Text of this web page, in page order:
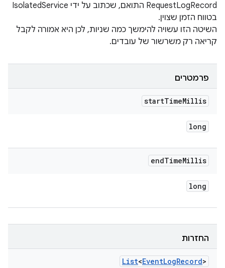
RequestLogRecord התואם, שכתוב על ידי IsolatedService
בטווח הזמן שצוין.
השיטה הזו עשויה להימשך כמה שניות, לכן היא אמורה לקבל
קריאה רק משרשור של עובדים.
פרמטרים
startTimeMillis
long
endTimeMillis
long
החזרות
List<EventLogRecord>